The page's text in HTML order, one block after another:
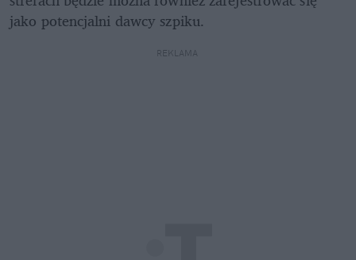
jako potencjalni dawcy szpiku.
REKLAMA